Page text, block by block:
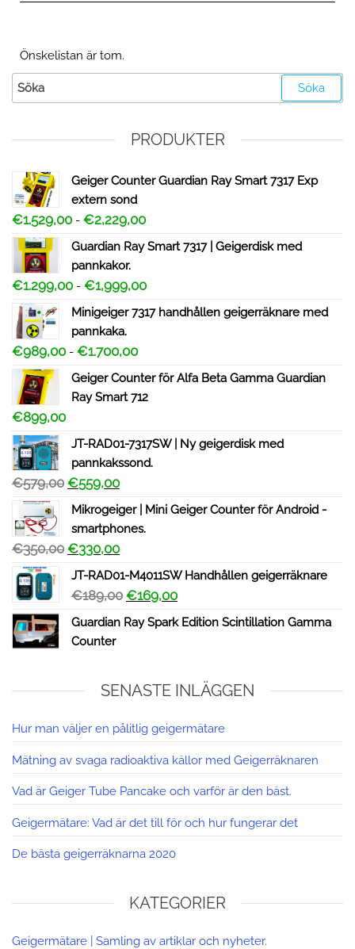
Önskelistan är tom.
PRODUKTER
Geiger Counter Guardian Ray Smart 7317 Exp
extern sond
€1.529,00 - €2,229,00
Guardian Ray Smart 7317 | Geigerdisk med
pannkakor.
€1.299,00 - €1,999,00
Minigeiger 7317 handhållen geigerräknare med
pannkaka.
€989,00 - €1.700,00
Geiger Counter för Alfa Beta Gamma Guardian
Ray Smart 712
€899,00
JT-RAD01-7317SW | Ny geigerdisk med
pannkakssond.
€579,00 €559,00
Mikrogeiger | Mini Geiger Counter för Android -
smartphones.
€350,00 €330,00
JT-RAD01-M4011SW Handhållen geigerräknare
€189,00 €169,00
Guardian Ray Spark Edition Scintillation Gamma
Counter
SENASTE INLÄGGEN
Hur man väljer en pålitlig geigermätare
Mätning av svaga radioaktiva källor med Geigerräknaren
Vad är Geiger Tube Pancake och varför är den bäst.
Geigermätare: Vad är det till för och hur fungerar det
De bästa geigerräknarna 2020
KATEGORIER
Geigermätare | Samling av artiklar och nyheter.